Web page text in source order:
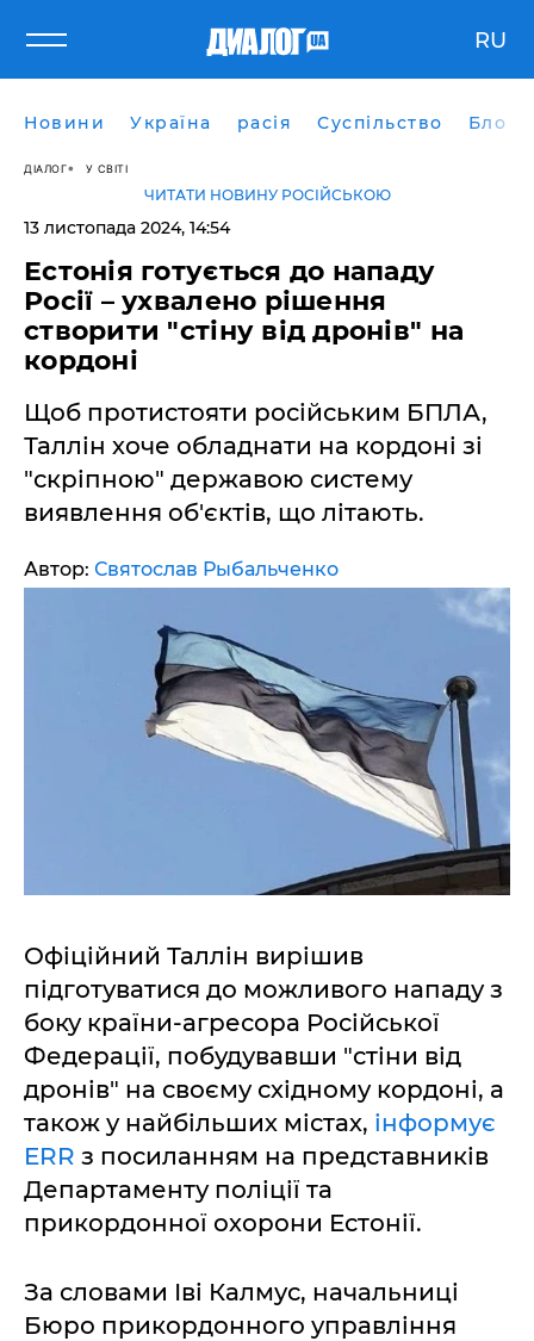
RU
Новини Україна расія Суспільство Блоги
ДІАЛОГ У СВІТІ
ЧИТАТИ НОВИНУ РОСІЙСЬКОЮ
13 листопада 2024, 14:54
Естонія готується до нападу
Росії – ухвалено рішення
створити "стіну від дронів" на
кордоні
Щоб протистояти російським БПЛА,
Таллін хоче обладнати на кордоні зі
"скріпною" державою систему
виявлення об'єктів, що літають.
Автор: Святослав Рыбальченко
Офіційний Таллін вирішив
підготуватися до можливого нападу з
боку країни-агресора Російської
Федерації, побудувавши "стіни від
дронів" на своєму східному кордоні, а
також у найбільших містах, інформує
ERR з посиланням на представників
Департаменту поліції та
прикордонної охорони Естонії.
За словами Іві Калмус, начальниці
Бюро прикордонного управління